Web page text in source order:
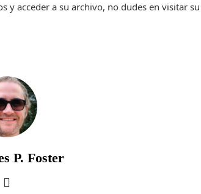
y acceder a su archivo, no dudes en visitar
P. Foster